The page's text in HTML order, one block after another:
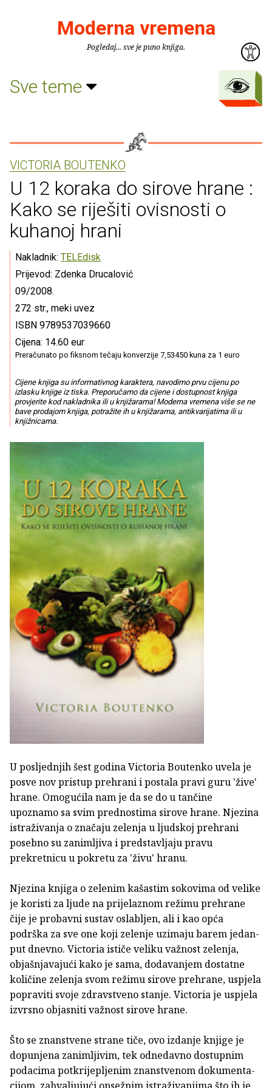
Moderna vremena
Pogledaj... sve je puno knjiga.
Sve teme
VICTORIA BOUTENKO
U 12 koraka do sirove hrane :
Kako se riješiti ovisnosti o
kuhanoj hrani
Nakladnik: TELEdisk
Prijevod: Zdenka Drucalović
09/2008.
272 str., meki uvez
ISBN 9789537039660
Cijena: 14.60 eur
Preračunato po fiksnom tečaju konverzije 7,53450 kuna za 1 euro
Cijene knjiga su informativnog karaktera, navodimo prvu cijenu po
izlasku knjige iz tiska. Preporučamo da cijene i dostupnost knjiga
provjerite kod nakladnika ili u knjižarama! Moderna vremena više se ne
bave prodajom knjiga, potražite ih u knjižarama, antikvarijatima ili u
knjižnicama.
U posljednjih šest godina Victoria Boutenko uvela je
posve nov pristup prehrani i postala pravi guru 'žive'
hrane. Omogućila nam je da se do u tančine
upoznamo sa svim prednostima sirove hrane. Njezina
istraživanja o značaju zelenja u ljudskoj prehrani
posebno su zanimljiva i predstavljaju pravu
prekretnicu u pokretu za 'živu' hranu.
Njezina knjiga o zelenim kašastim sokovima od velike
je koristi za ljude na prijelaznom režimu prehrane
čije je probavni sustav oslabljen, ali i kao opća
podrška za sve one koji zelenje uzimaju barem jedan­
put dnevno. Victoria ističe veliku važnost zelenja,
objašnjavajući kako je sama, dodavanjem dostatne
količine zelenja svom režimu sirove prehrane, uspjela
popraviti svoje zdravstveno stanje. Victoria je uspjela
izvrsno objasniti važnost sirove hrane.
Što se znanstvene strane tiče, ovo izdanje knjige je
dopunjena zanimljivim, tek odnedavno dostupnim
podacima potkrijepljenim znanstvenom dokumenta­